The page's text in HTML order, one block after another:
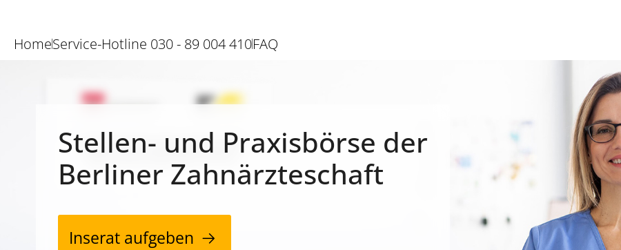
HomeService-Hotline 030 - 89 004 410FAQ
Stellen- und Praxisbörse der
Berliner Zahnärzteschaft
Inserat aufgeben